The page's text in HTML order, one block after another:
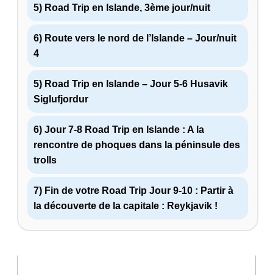
5) Road Trip en Islande, 3ème jour/nuit
6) Route vers le nord de l’Islande – Jour/nuit
4
5) Road Trip en Islande – Jour 5-6 Husavik
Siglufjordur
6) Jour 7-8 Road Trip en Islande : A la
rencontre de phoques dans la péninsule des
trolls
7) Fin de votre Road Trip Jour 9-10 : Partir à
la découverte de la capitale : Reykjavik !